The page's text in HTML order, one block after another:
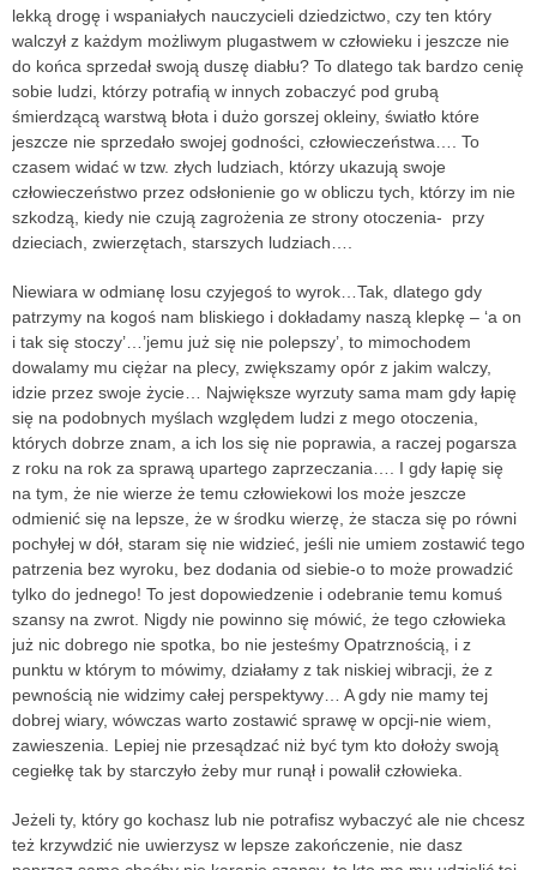
lekką drogę i wspaniałych nauczycieli dziedzictwo, czy ten który
walczył z każdym możliwym plugastwem w człowieku i jeszcze nie
do końca sprzedał swoją duszę diabłu? To dlatego tak bardzo cenię
sobie ludzi, którzy potrafią w innych zobaczyć pod grubą
śmierdzącą warstwą błota i dużo gorszej okleiny, światło które
jeszcze nie sprzedało swojej godności, człowieczeństwa…. To
czasem widać w tzw. złych ludziach, którzy ukazują swoje
człowieczeństwo przez odsłonienie go w obliczu tych, którzy im nie
szkodzą, kiedy nie czują zagrożenia ze strony otoczenia- przy
dzieciach, zwierzętach, starszych ludziach….
Niewiara w odmianę losu czyjegoś to wyrok…Tak, dlatego gdy
patrzymy na kogoś nam bliskiego i dokładamy naszą klepkę – ‘a on
i tak się stoczy’…’jemu już się nie polepszy’, to mimochodem
dowalamy mu ciężar na plecy, zwiększamy opór z jakim walczy,
idzie przez swoje życie… Największe wyrzuty sama mam gdy łapię
się na podobnych myślach względem ludzi z mego otoczenia,
których dobrze znam, a ich los się nie poprawia, a raczej pogarsza
z roku na rok za sprawą upartego zaprzeczania…. I gdy łapię się
na tym, że nie wierze że temu człowiekowi los może jeszcze
odmienić się na lepsze, że w środku wierzę, że stacza się po równi
pochyłej w dół, staram się nie widzieć, jeśli nie umiem zostawić tego
patrzenia bez wyroku, bez dodania od siebie-o to może prowadzić
tylko do jednego! To jest dopowiedzenie i odebranie temu komuś
szansy na zwrot. Nigdy nie powinno się mówić, że tego człowieka
już nic dobrego nie spotka, bo nie jesteśmy Opatrznością, i z
punktu w którym to mówimy, działamy z tak niskiej wibracji, że z
pewnością nie widzimy całej perspektywy… A gdy nie mamy tej
dobrej wiary, wówczas warto zostawić sprawę w opcji-nie wiem,
zawieszenia. Lepiej nie przesądzać niż być tym kto dołoży swoją
cegiełkę tak by starczyło żeby mur runął i powalił człowieka.
Jeżeli ty, który go kochasz lub nie potrafisz wybaczyć ale nie chcesz
też krzywdzić nie uwierzysz w lepsze zakończenie, nie dasz